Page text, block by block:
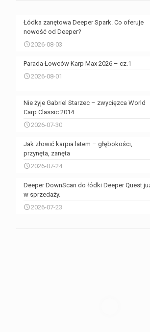
Łódka zanętowa Deeper Spark. Co oferuje
nowość od Deeper?
2026-08-03
Parada Łowców Karp Max 2026 – cz.1
2026-08-01
Nie żyje Gabriel Starzec – zwycięzca World
Carp Classic 2014
2026-07-30
Jak złowić karpia latem – głębokości,
przynęta, zanęta
2026-07-24
Deeper DownScan do łódki Deeper Quest
w sprzedaży.
2026-07-23